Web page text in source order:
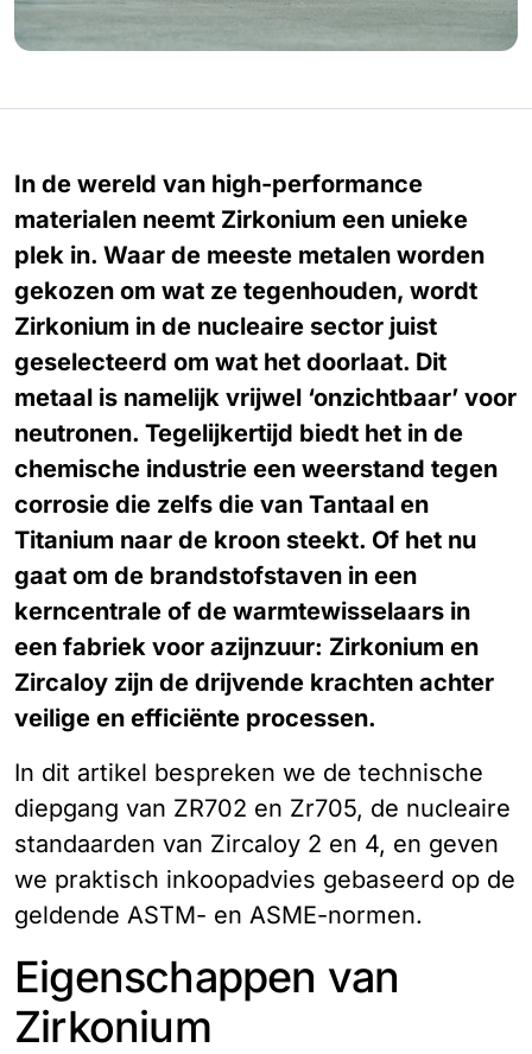
In de wereld van high-performance
materialen neemt Zirkonium een unieke
plek in. Waar de meeste metalen worden
gekozen om wat ze tegenhouden, wordt
Zirkonium in de nucleaire sector juist
geselecteerd om wat het doorlaat. Dit
metaal is namelijk vrijwel ‘onzichtbaar’ voor
neutronen. Tegelijkertijd biedt het in de
chemische industrie een weerstand tegen
corrosie die zelfs die van Tantaal en
Titanium naar de kroon steekt. Of het nu
gaat om de brandstofstaven in een
kerncentrale of de warmtewisselaars in
een fabriek voor azijnzuur: Zirkonium en
Zircaloy zijn de drijvende krachten achter
veilige en efficiënte processen.
In dit artikel bespreken we de technische
diepgang van ZR702 en Zr705, de nucleaire
standaarden van Zircaloy 2 en 4, en geven
we praktisch inkoopadvies gebaseerd op de
geldende ASTM- en ASME-normen.
Eigenschappen van
Zirkonium